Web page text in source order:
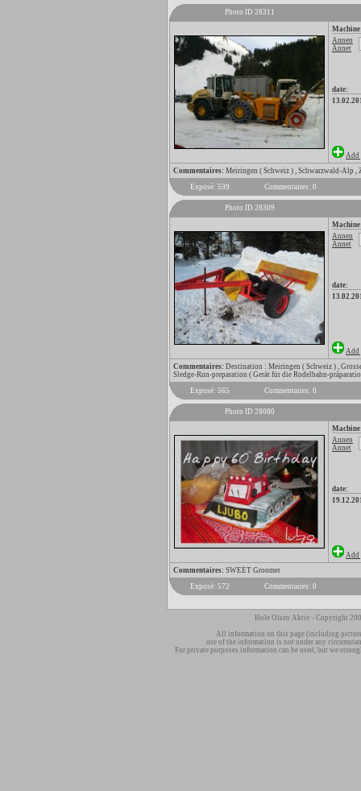
Photo ID 28311
Annen
Annet
date:
Add
Commentaires: Meiringen ( Schweiz ) , Schwarzwald-Alp
Exposé: 539
Commentaires: 0
Photo ID 28309
Annen
Annet
date:
Add
Commentaires: Destination : Meiringen ( Schweiz ) ,
Sledge-Run-preparation ( Gerät für die Rodelbahn-
Exposé: 565
Commentaires: 0
Photo ID 28080
Annen
Annet
date:
Add
Commentaires: SWEET Groomer
Exposé: 572
Commentaires: 0
Hole Olsen Aktiv - Copyright
All information on this page (including
use of the information is not under any
For private purposes information can be used, but we